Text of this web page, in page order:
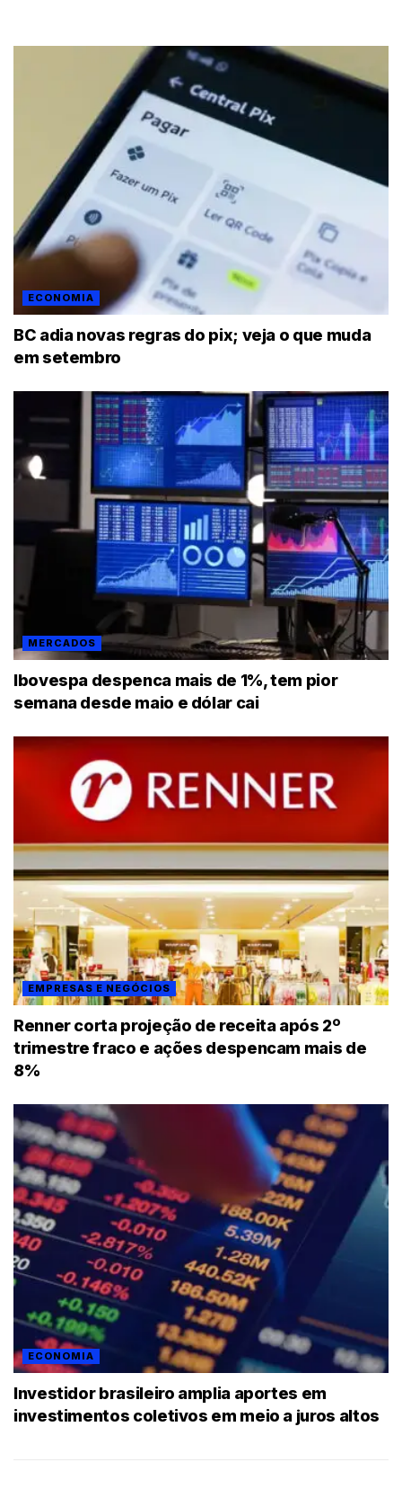
ECONOMIA
BC adia novas regras do pix; veja o que muda
em setembro
MERCADOS
Ibovespa despenca mais de 1%, tem pior
semana desde maio e dólar cai
EMPRESAS E NEGÓCIOS
Renner corta projeção de receita após 2º
trimestre fraco e ações despencam mais de
8%
ECONOMIA
Investidor brasileiro amplia aportes em
investimentos coletivos em meio a juros altos